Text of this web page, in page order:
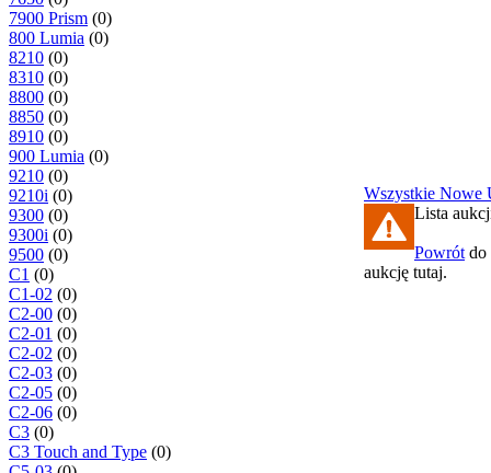
7900 Prism (0)
800 Lumia (0)
8210 (0)
8310 (0)
8800 (0)
8850 (0)
8910 (0)
900 Lumia (0)
9210 (0)
9210i (0)
9300 (0)
9300i (0)
9500 (0)
C1 (0)
C1-02 (0)
C2-00 (0)
C2-01 (0)
C2-02 (0)
C2-03 (0)
C2-05 (0)
C2-06 (0)
C3 (0)
C3 Touch and Type (0)
Wszystkie Nowe
Lista
Powrót do
aukcję tutaj.